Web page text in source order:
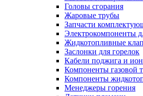
Головы сгорания
Жаровые трубы
Запчасти
Электрокомпоненты
Жидкотопливные
Заслонки для горелок
Кабели поджига и
Компоненты газовой
Компоненты
Менеджеры горения